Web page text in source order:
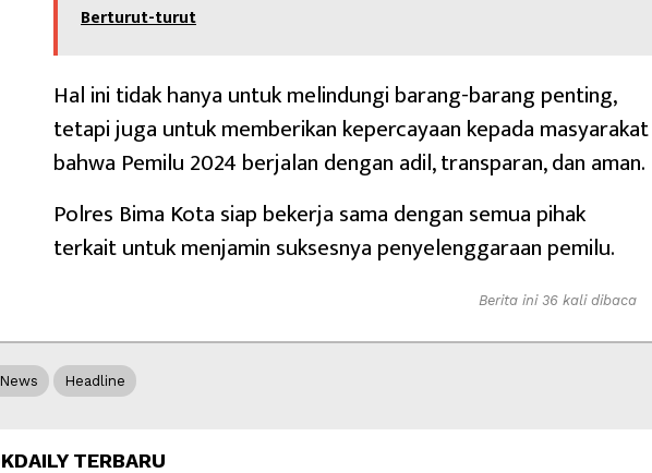
Berturut-turut
Hal ini tidak hanya untuk melindungi barang-barang penting,
tetapi juga untuk memberikan kepercayaan kepada masyarakat
bahwa Pemilu 2024 berjalan dengan adil, transparan, dan aman.
Polres Bima Kota siap bekerja sama dengan semua pihak
terkait untuk menjamin suksesnya penyelenggaraan pemilu.
Berita ini 36 kali dibaca
Headline
TERBARU